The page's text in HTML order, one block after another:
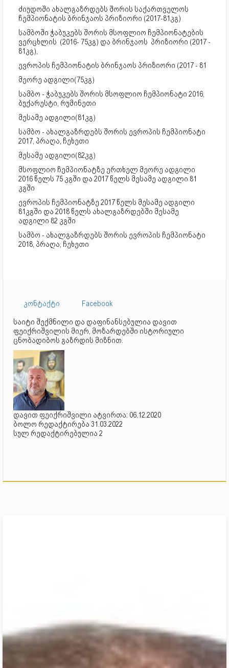
ძიუდოში ახალგაზრდებს შორის საქართველოს
ჩემპიონატის ბრინჯაოს პრიზიორი (2017-81კგ)
სამბოში ჭაბუკებს შორის მსოფლიო ჩემპიონატების
ვერცხლის (2016- 75კგ) და ბრინჯაოს პრიზიორი (2017 -
81კგ),
ევროპის ჩემპიონატის ბრინჯაოს პრიზიორი (2017 - 81
მეორე ადგილი(75კგ)
სამბო - ჭაბუკებს შორის მსოფლიო ჩემპიონატი 2016,
ბუქარესტი, რუმინეთი
მესამე ადგილი(81კგ)
სამბო - ახალგაზრდებს შორის ევროპის ჩემპიონატი
2017, პრაღა, ჩეხეთი
მესამე ადგილი(82კგ)
მსოფლიო ჩემპიონატზე ერთხელ მეორე ადგილი
2016 წელს 75 კგში და 2017 წელს მესამე ადგილი 81
კგში
ევროპის ჩემპიონატზე 2017 წელს მესამე ადგილი
81კგში და 2018 წელს ახალგაზრდებში მესამე
ადგილი 82 კგში
სამბო - ახალგაზრდებს შორის ევროპის ჩემპიონატი
2018, პრაღა, ჩეხეთი
კონტაქტი
Facebook
საიტი შექმნილი და დაფინანსებულია დავით
ფეიქრიშვილის მიერ, მოზარდებში ისტორიული
ცნობადიბოს გაზრდის მიზნით.
დავით ფეიქრიშვილი ატვირთა: 06.12.2020
ბოლო რედაქტირება 31.03.2022
სულ რედაქტირებულია 2